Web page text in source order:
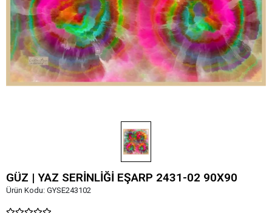
GÜZ | YAZ SERİNLİĞİ EŞARP 2431-02 90X90
Ürün Kodu: GYSE243102